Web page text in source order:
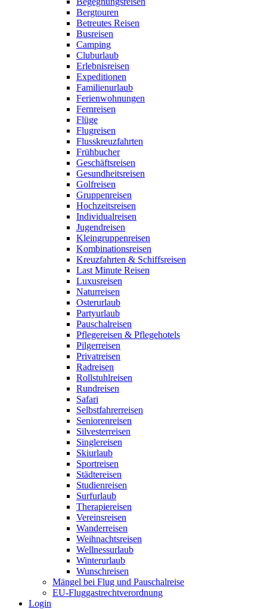
Bergtouren
Betreutes Reisen
Busreisen
Camping
Cluburlaub
Erlebnisreisen
Expeditionen
Familienurlaub
Ferienwohnungen
Fernreisen
Flüge
Flugreisen
Flusskreuzfahrten
Frühbucher
Geschäftsreisen
Gesundheitsreisen
Golfreisen
Gruppenreisen
Hochzeitsreisen
Individualreisen
Jugendreisen
Kleingruppenreisen
Kombinationsreisen
Kreuzfahrten & Schiffsreisen
Last Minute Reisen
Luxusreisen
Naturreisen
Osterurlaub
Partyurlaub
Pauschalreisen
Pflegereisen & Pflegehotels
Pilgerreisen
Privatreisen
Radreisen
Rollstuhlreisen
Rundreisen
Safari
Selbstfahrerreisen
Seniorenreisen
Silvesterreisen
Singlereisen
Skiurlaub
Sportreisen
Städtereisen
Studienreisen
Surfurlaub
Therapiereisen
Vereinsreisen
Wanderreisen
Weihnachtsreisen
Wellnessurlaub
Winterurlaub
Wunschreisen
Mängel bei Flug und Pauschalreise
EU-Fluggastrechtverordnung
Login